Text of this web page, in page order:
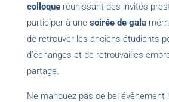
colloque réunissant des invités
participer à une soirée de gala
de retrouver les anciens étudiants
d’échanges et de retrouvailles
partage.
Ne manquez pas ce bel évènement !